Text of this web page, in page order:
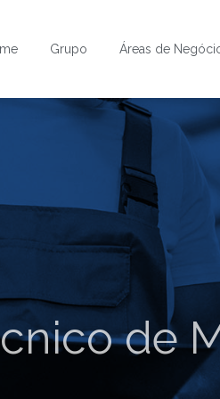
Grupo Áreas de
de